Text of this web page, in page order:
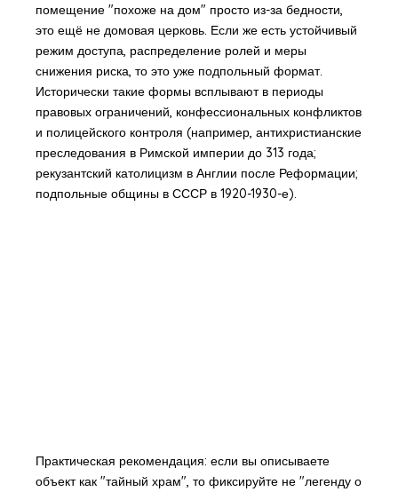
помещение "похоже на дом" просто из-за бедности,
это ещё не домовая церковь. Если же есть устойчивый
режим доступа, распределение ролей и меры
снижения риска, то это уже подпольный формат.
Исторически такие формы всплывают в периоды
правовых ограничений, конфессиональных конфликтов
и полицейского контроля (например, антихристианские
преследования в Римской империи до 313 года;
рекузантский католицизм в Англии после Реформации;
подпольные общины в СССР в 1920-1930-е).
Практическая рекомендация: если вы описываете
объект как "тайный храм", то фиксируйте не "легенду о